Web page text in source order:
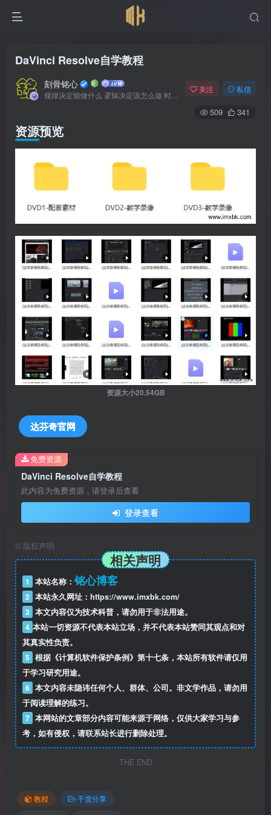
DaVinci Resolve自学教程
刻骨铭心 关注 私信
509 341
资源预览
资源大小20.54GB
达芬奇官网
DaVinci Resolve自学教程
此内容为免费资源，请登录后查看
登录查看
免费资源
© 版权声明
相关声明
1 本站名称：铭心博客
2 本站永久网址： https://www.imxbk.com/
3 本文内容仅为技术科普，请勿用于非法用途。
4 本站一切资源不代表本站立场，并不代表本站赞同其观点和对
其真实性负责。
5 根据《计算机软件保护条例》第十七条，本站所有软件请仅用
于学习研究用途。
6 本文内容未隐讳任何个人、群体、公司。非文学作品，请勿用
于阅读理解的练习。
7 本网站的文章部分内容可能来源于网络，仅供大家学习与参
考，如有侵权，请联系站长进行删除处理。
THE END
教程
干货分享